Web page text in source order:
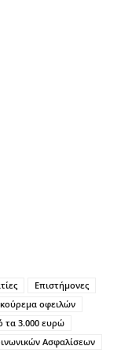
Επιστήμονες
κούρεμα οφειλών
τα 3.000 ευρώ
Ασφαλίσεων